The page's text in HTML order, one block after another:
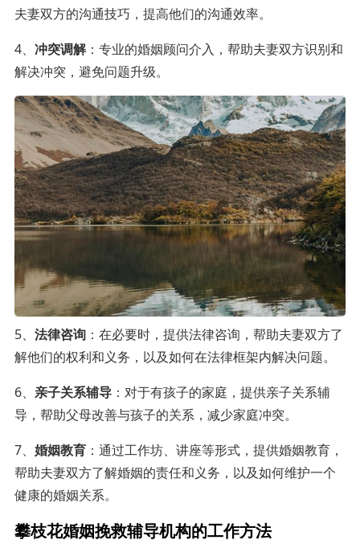
夫妻双方的沟通技巧，提高他们的沟通效率。
4、 冲突调解：专业的婚姻顾问介入，帮助夫妻双方识别和
解决冲突，避免问题升级。
5、 法律咨询：在必要时，提供法律咨询，帮助夫妻双方了
解他们的权利和义务，以及如何在法律框架内解决问题。
6、 亲子关系辅导：对于有孩子的家庭，提供亲子关系辅
导，帮助父母改善与孩子的关系，减少家庭冲突。
7、 婚姻教育：通过工作坊、讲座等形式，提供婚姻教育，
帮助夫妻双方了解婚姻的责任和义务，以及如何维护一个
健康的婚姻关系。
攀枝花婚姻挽救辅导机构的工作方法